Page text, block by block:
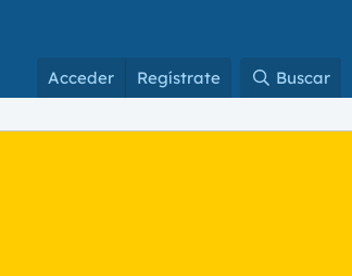
Acceder Regístrate Buscar